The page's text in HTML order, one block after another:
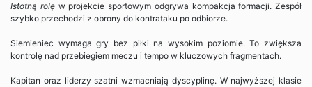
Istotną rolęw projekcie sportowym odgrywa kompakcja formacji. Zespół
szybko przechodzi z obrony do kontrataku po odbiorze.
Siemieniec wymaga gry bez piłki na wysokim poziomie. To zwiększa
kontrolę nad przebiegiem meczu i tempo w kluczowych fragmentach.
Kapitan oraz liderzy szatni wzmacniają dyscyplinę. W najwyższej klasie